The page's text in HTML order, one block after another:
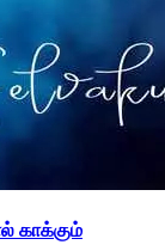
காக்கும்